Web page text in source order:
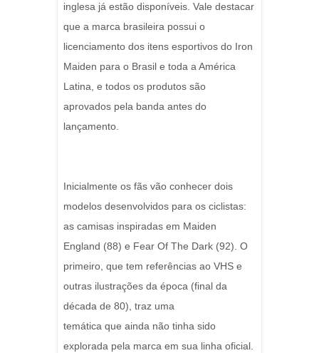
inglesa já estão disponíveis. Vale destacar
que a marca brasileira possui o
licenciamento dos itens esportivos do Iron
Maiden para o Brasil e toda a América
Latina, e todos os produtos são
aprovados pela banda antes do
lançamento.
Inicialmente os fãs vão conhecer dois
modelos desenvolvidos para os ciclistas:
as camisas inspiradas em Maiden
England (88) e Fear Of The Dark (92). O
primeiro, que tem referências ao VHS e
outras ilustrações da época (final da
década de 80), traz uma
temática que ainda não tinha sido
explorada pela marca em sua linha oficial.